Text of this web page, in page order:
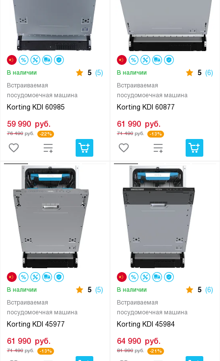
Встраиваемая
посудомоечная машина
Korting KDI 60985
В наличии 5 (5)
59 990 руб.
76 490руб. -22%
Встраиваемая
посудомоечная машина
Korting KDI 60877
В наличии 5 (6)
61 990 руб.
71 490руб. -13%
Встраиваемая
посудомоечная машина
Korting KDI 45977
В наличии 5 (5)
61 990 руб.
71 490руб. -13%
Встраиваемая
посудомоечная машина
Korting KDI 45984
В наличии 5 (6)
64 990 руб.
81 990руб. -21%